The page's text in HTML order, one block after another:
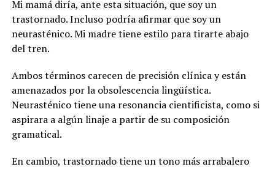
Mi mamá diría, ante esta situación, que soy un
trastornado. Incluso podría afirmar que soy un
neurasténico. Mi madre tiene estilo para tirarte abajo
del tren.
Ambos términos carecen de precisión clínica y están
amenazados por la obsolescencia lingüística.
Neurasténico tiene una resonancia cientificista, como si
aspirara a algún linaje a partir de su composición
gramatical.
En cambio, trastornado tiene un tono más arrabalero